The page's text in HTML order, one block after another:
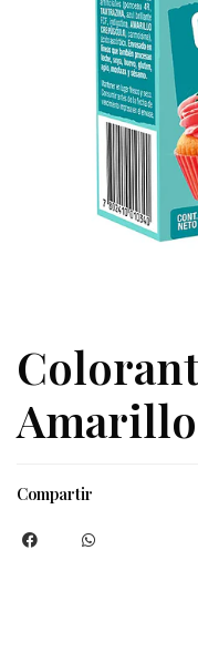
Compartir